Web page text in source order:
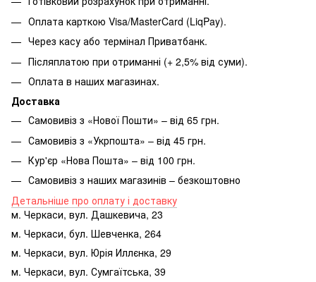
Оплата карткою Visa/MasterCard (LiqPay).
Через касу або термінал Приватбанк.
Післяплатою при отриманні (+ 2,5% від суми).
Оплата в наших магазинах.
Доставка
Самовивіз з «Нової Пошти» – від 65 грн.
Самовивіз з «Укрпошта» – від 45 грн.
Кур'єр «Нова Пошта» – від 100 грн.
Самовивіз з наших магазинів – безкоштовно
Детальніше про оплату і доставку
м. Черкаси, вул. Дашкевича, 23
м. Черкаси, бул. Шевченка, 264
м. Черкаси, вул. Юрія Иллєнка, 29
м. Черкаси, вул. Сумгаїтська, 39